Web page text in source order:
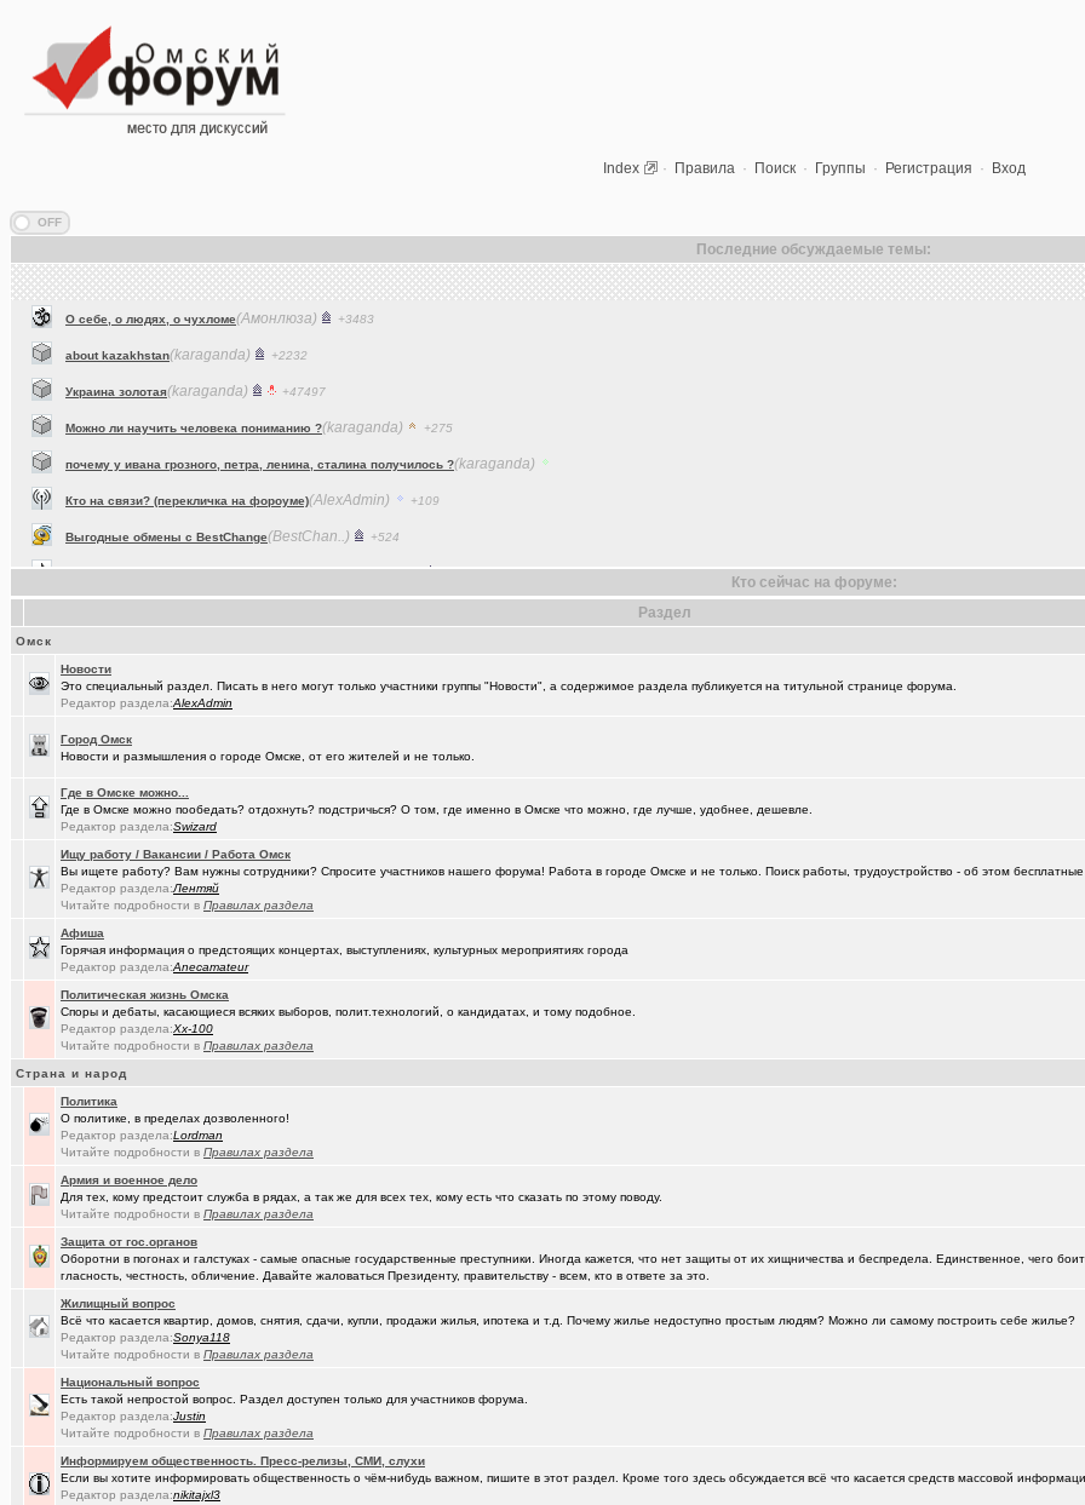
Index · Правила · Поиск · Группы · Регистрация · Вход
Последние обсуждаемые темы:
about kazakhstan (karaganda) +2232
Украина золотая(karaganda) +47497
Можно ли научить человека пониманию ?(karaganda)
почему у ивана грозного, петра, ленина, сталина получилось ?
Кто на связи? (перекличка на фороуме)(AlexAdmin) +109
Выгодные обмены с BestChange(BestChan..) +524
Что вы слушаете в данный момент (часть 2)? (dj_Master)
Коррекция зрения в Омске(Baryga i..) +416
Составить родословную по документам госархивов(Павел Ur..) +179
Журналисты ngs55 берут новые высоты профессионализма.(борец с ..)
Ваш топ исполнителей?
Сын думает куда пойти учиться
Респираторы и маски...Время пришло? Короновирус уже в Омске (cherms)
СИМ(Aljexeй)
НЕ рекомендую из посл, просмотренного мной
Рекомендую из посл, просмотренного мной
Глубокий разряд тягового аккумулятора(Phandorin)
_Автообъявления. Покупка / продажа авто.
группа кино
Музыкальный блог и 18+(Амонлюза)
Социальная инженерия(Phandorin)
Перешеек у ручья(tramov)
Здоровье - это решение личных проблем(RomanSim..) +6
Сериалы - лучшие по вашему мнению?
Осведомлённый источник сообщает...
Кто что ест или пьёт прямо сейчас? (Люля) +24427
(Silverto..)
В ближайший месяц возможно произойдет то что затронет каждог(рeдкий) +125
Кто сейчас на форуме:
Раздел
Омск
Новости
Это специальный раздел. Писать в него могут только участники группы "Новости", а содержимое раздела публикуется на титульной странице форума.
Редактор раздела:AlexAdmin
Город Омск
Новости и размышления о городе Омске, от его жителей и не только.
Где в Омске можно...
Где в Омске можно пообедать? отдохнуть? подстричься? О том, где именно в Омске что можно, где лучше, удобнее, дешевле.
Редактор раздела:Swizard
Ищу работу / Вакансии / Работа Омск
Вы ищете работу? Вам нужны сотрудники? Спросите участников нашего форума! Работа в городе Омске и не только. Поиск работы, трудоустройство - об этом
Редактор раздела:Лентяй
Читайте подробности в Правилах раздела
Афиша
Горячая информация о предстоящих концертах, выступлениях, культурных мероприятиях города
Редактор раздела:Anecamateur
Политическая жизнь Омска
Споры и дебаты, касающиеся всяких выборов, полит.технологий, о кандидатах, и тому подобное.
Редактор раздела:Xx-100
Читайте подробности в Правилах раздела
Страна и народ
Политика
О политике, в пределах дозволенного!
Редактор раздела:Lоrdmаn
Читайте подробности в Правилах раздела
Армия и военное дело
Для тех, кому предстоит служба в рядах, а так же для всех тех, кому есть что сказать по этому поводу.
Читайте подробности в Правилах раздела
Защита от гос.органов
Оборотни в погонах и галстуках - самые опасные государственные преступники. Иногда кажется, что нет защиты от их хищничества и беспредела. Единственное, чего
гласность, честность, обличение. Давайте жаловаться Президенту, правительству - всем, кто в ответе за это.
Жилищный вопрос
Всё что касается квартир, домов, снятия, сдачи, купли, продажи жилья, ипотека и т.д. Почему жилье недоступно простым людям? Можно ли самому построить себе жилье?
Редактор раздела:Sonya118
Читайте подробности в Правилах раздела
Национальный вопрос
Есть такой непростой вопрос. Раздел доступен только для участников форума.
Редактор раздела:Justin
Читайте подробности в Правилах раздела
Информируем общественность. Пресс-релизы, СМИ, слухи
Если вы хотите информировать общественность о чём-нибудь важном, пишите в этот раздел. Кроме того здесь обсуждается всё что касается средств массовой
Редактор раздела:nikitajxl3